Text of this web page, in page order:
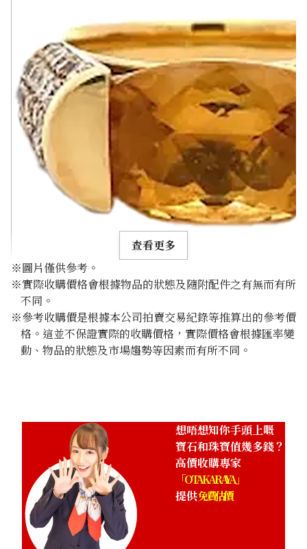
Citrine diamond ring 3.3ct
參考回收價
查看更多
※圖片僅供參考。
※實際收購價格會根據物品的狀態及隨附配件之有無而有所
不同。
※參考收購價是根據本公司拍賣交易紀錄等推算出的參考價
格。這並不保證實際的收購價格，實際價格會根據匯率變
動、物品的狀態及市場趨勢等因素而有所不同。
想唔想知你手頭上嘅
寶石和珠寶值幾多錢？
高價收購專家
「OTAKARAYA」
提供免費估價